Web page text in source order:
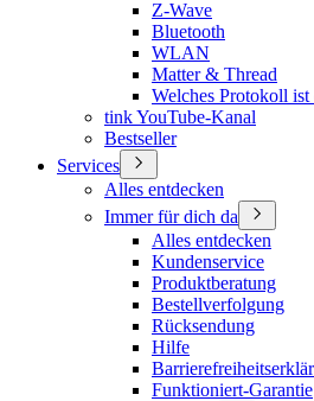
Z-Wave
Bluetooth
WLAN
Matter & Thread
Welches Protokoll
tink YouTube-Kanal
Bestseller
Services
Alles entdecken
Immer für dich da
Alles entdecken
Kundenservice
Produktberatung
Bestellverfolgung
Rücksendung
Hilfe
Funktioniert-Garantie